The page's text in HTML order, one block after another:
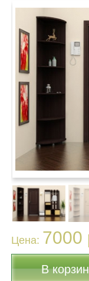
Цена: 7000
В